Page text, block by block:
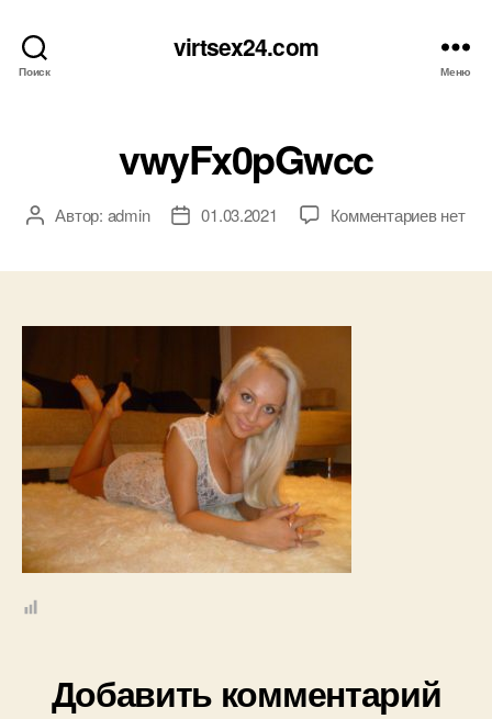
Поиск
virtsex24.com
Меню
vwyFx0pGwcc
АвторАвтор: admin
Дата01.03.2021 Комментариевк
нет
Добавить комментарий